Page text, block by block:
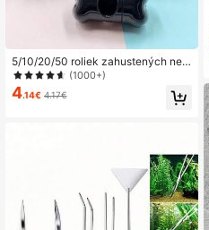
5/10/20/50 roliek zahustených nep
riepustných vreciek na psie hovien
ka, malé vrecká na zbieranie psieh
o/mačacieho hovienka, vonkajšie č
(1000+)
4.14€ 4.17€